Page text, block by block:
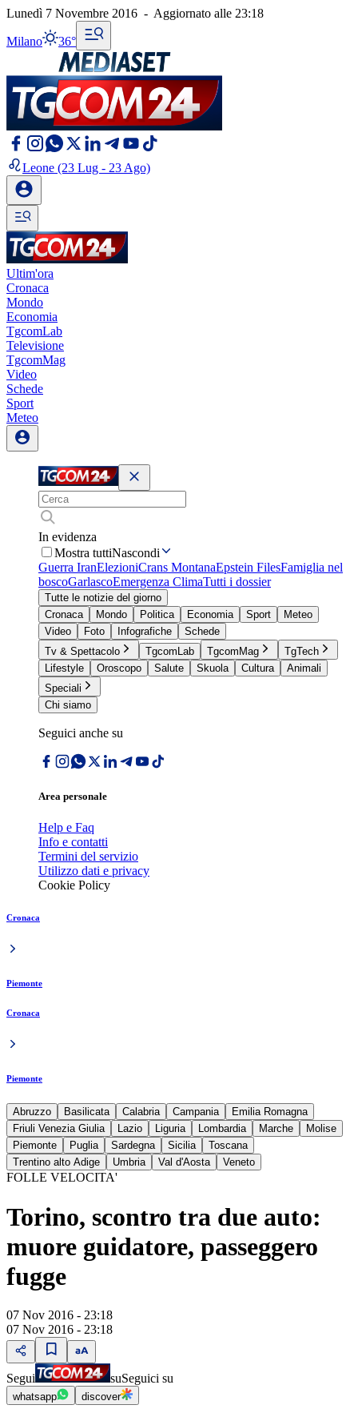
Lunedì 7 Novembre 2016 - Aggiornato alle 23:18
Milano 36°
Leone (23 Lug - 23 Ago)
Ultim'ora
Cronaca
Mondo
Economia
TgcomLab
Televisione
TgcomMag
Video
Schede
Sport
Meteo
In evidenza
Mostra tuttiNascondi
Guerra IranElezioniCrans MontanaEpstein FilesFamiglia nel
boscoGarlascoEmergenza ClimaTutti i dossier
Tutte le notizie del giorno
Cronaca
Mondo Politica Economia Sport
Meteo
Video
Foto Infografiche
Schede
Tv & Spettacolo
TgcomLab TgcomMag
TgTech
Lifestyle
Oroscopo Salute Skuola Cultura
Animali
Speciali
Chi siamo
Seguici anche su
Area personale
Help e Faq
Info e contatti
Termini del servizio
Utilizzo dati e privacy
Cookie Policy
Cronaca
Piemonte
Cronaca
Piemonte
Abruzzo Basilicata Calabria Campania
Emilia Romagna
Friuli Venezia Giulia
Lazio Liguria Lombardia Marche
Molise
Piemonte
Puglia Sardegna Sicilia
Toscana
Trentino alto Adige
Umbria Val d'Aosta Veneto
FOLLE VELOCITA'
Torino, scontro tra due auto:
muore guidatore, passeggero
fugge
07 Nov 2016 - 23:18
07 Nov 2016 - 23:18
Segui suSeguici su
whatsapp discover